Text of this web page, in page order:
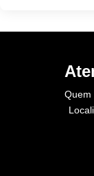
Quem